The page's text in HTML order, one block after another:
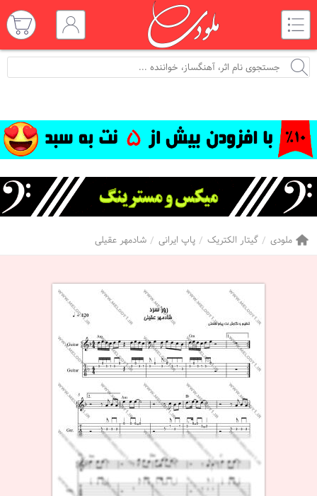
ملودی گیتار الکتریک پاپ ایرانی شادمهر عقیلی